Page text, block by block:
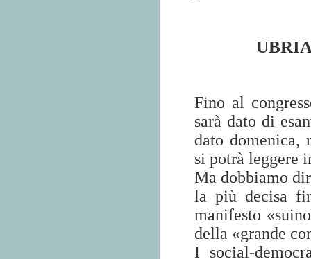
Fino al
sarà dato di
dato domenica,
si potrà leggere
Ma dobbiamo
la più decisa
manifesto
della «grande
I social-